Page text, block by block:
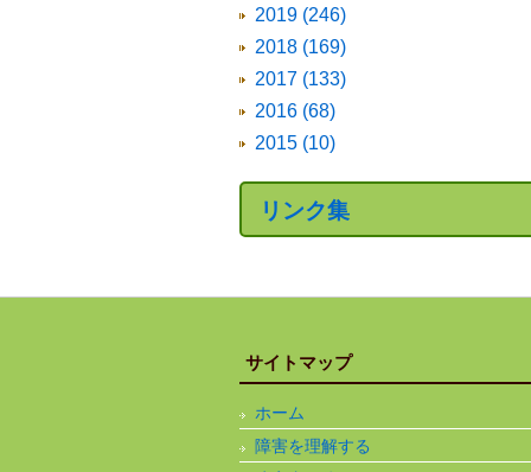
2019 (246)
2018 (169)
2017 (133)
2016 (68)
2015 (10)
リンク集
サイトマップ
ホーム
障害を理解する